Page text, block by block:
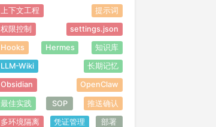
上下文工程 提示词
权限控制 settings.json
Hooks Hermes 知识库
LLM-Wiki 长期记忆
Obsidian OpenClaw
最佳实践 SOP 推送确认
多环境隔离 凭证管理 部署